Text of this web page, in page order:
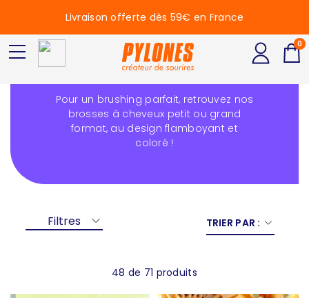
Brosse à cheveux
Pour un brushing parfait, retrouvez nos
brosses à cheveux petit ou grand
format, au design flamboyant et
coloré !
Filtres TRIER PAR :
48 de 71 produits
Livraison offerte dès 59€ en France
0